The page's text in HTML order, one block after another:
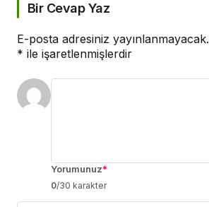
Bir Cevap Yaz
E-posta adresiniz yayınlanmayacak.
* ile işaretlenmişlerdir
Yorumunuz*
0/30 karakter